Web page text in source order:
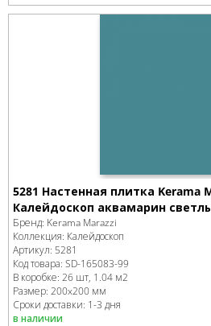
5281 Настенная плитка Kerama
Калейдоскоп аквамарин
Бренд: Kerama Marazzi
Коллекция: Калейдоскоп
Артикул: 5281
Код товара: SD-165083-99
В коробке: 26 шт, 1.04 м2
Размер: 200x200 мм
Сроки доставки: 1-3 дня
в наличии